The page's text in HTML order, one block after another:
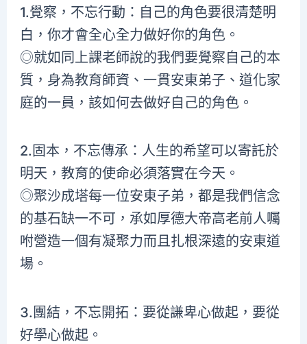
1.覺察，不忘行動：自己的角色要很清楚明
白，你才會全心全力做好你的角色。
◎就如同上課老師說的我們要覺察自己的本
質，身為教育師資、一貫安東弟子、道化家
庭的一員，該如何去做好自己的角色。
2.固本，不忘傳承：人生的希望可以寄託於
明天，教育的使命必須落實在今天。
◎聚沙成塔每一位安東子弟，都是我們信念
的基石缺一不可，承如厚德大帝高老前人囑
咐營造一個有凝聚力而且扎根深遠的安東道
場。
3.團結，不忘開拓：要從謙卑心做起，要從
好學心做起。